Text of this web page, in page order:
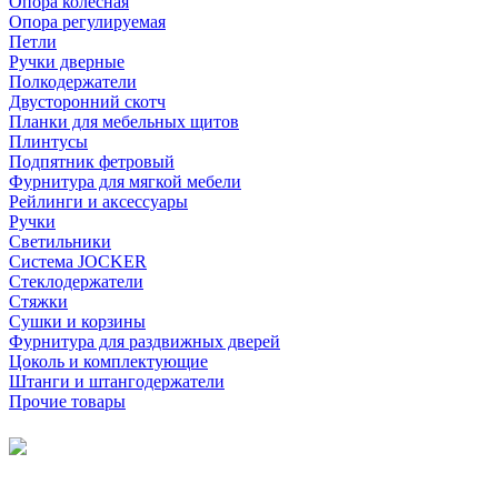
Опора регулируемая
Петли
Ручки дверные
Полкодержатели
Двусторонний скотч
Планки для мебельных щитов
Плинтусы
Подпятник фетровый
Фурнитура для мягкой мебели
Рейлинги и аксессуары
Ручки
Светильники
Система JOCKER
Стеклодержатели
Стяжки
Сушки и корзины
Фурнитура для раздвижных дверей
Цоколь и комплектующие
Штанги и штангодержатели
Прочие товары